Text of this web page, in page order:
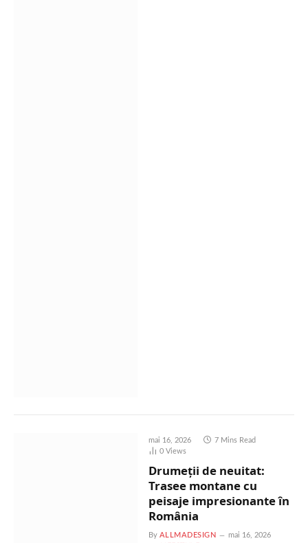
mai 16, 2026
7 Mins Read
0 Views
Drumeții de neuitat:
Trasee montane cu
peisaje impresionante în
România
By ALLMADESIGN
mai 16, 2026